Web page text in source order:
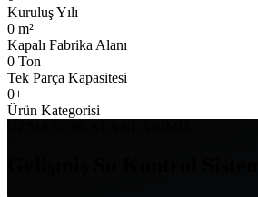
Kuruluş Yılı
0 m²
Kapalı Fabrika Alanı
0 Ton
Tek Parça Kapasitesi
0+
Ürün Kategorisi